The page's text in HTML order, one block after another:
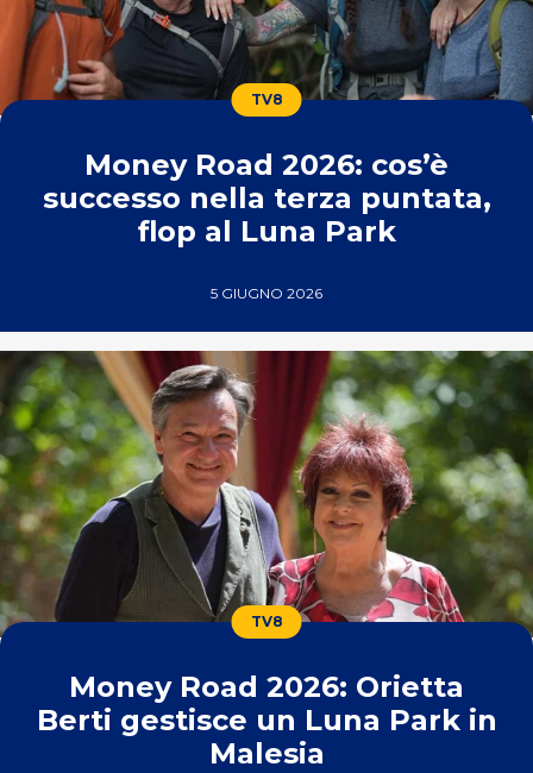
TV8
Money Road 2026: cos’è
successo nella terza puntata,
flop al Luna Park
5 GIUGNO 2026
TV8
Money Road 2026: Orietta
Berti gestisce un Luna Park in
Malesia